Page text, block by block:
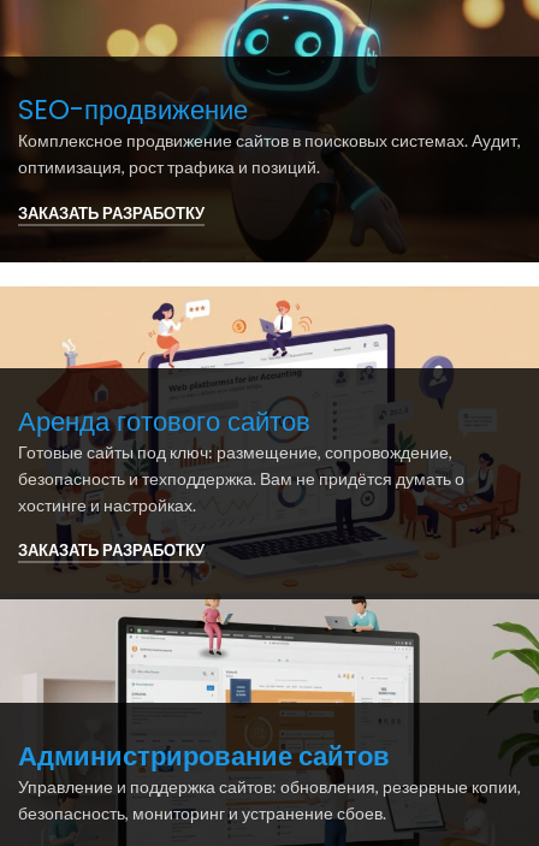
SEO-продвижение
Комплексное продвижение сайтов в поисковых системах. Аудит,
оптимизация, рост трафика и позиций.
ЗАКАЗАТЬ РАЗРАБОТКУ
Аренда готового сайтов
Готовые сайты под ключ: размещение, сопровождение,
безопасность и техподдержка. Вам не придётся думать о
хостинге и настройках.
ЗАКАЗАТЬ РАЗРАБОТКУ
Администрирование сайтов
Управление и поддержка сайтов: обновления, резервные копии,
безопасность, мониторинг и устранение сбоев.